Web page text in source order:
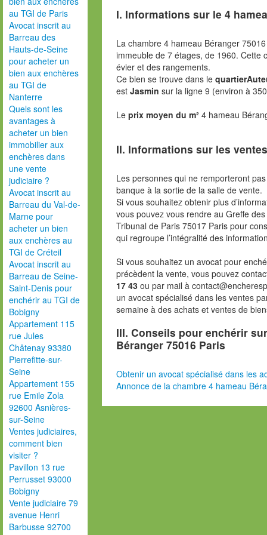
au TGI de Paris
Avocat inscrit au
Barreau des
Hauts-de-Seine
pour acheter un
bien aux enchères
au TGI de
Nanterre
Quels sont les
avantages à
acheter un bien
immobilier aux
enchères dans
une vente
judiciaire ?
Avocat inscrit au
Barreau du Val-de-
Marne pour
acheter un bien
aux enchères au
TGI de Créteil
Avocat inscrit au
Barreau de Seine-
Saint-Denis pour
enchérir au TGI de
Bobigny
Appartement 115
rue Jules
Châtenay 93380
Pierrefitte-sur-
Seine
Appartement 155
rue Emile Zola
92600 Asnières-
sur-Seine
Ventes judiciaires,
comment bien
visiter ?
Pavillon 13 rue
Perrusset 93000
Bobigny
Vente judiciaire 79
avenue Henri
Barbusse 92700
I. Informations sur le 4
La chambre 4 hameau Béranger
immeuble de 7 étages, de 1960. Cette
évier et des rangements.
Ce bien se trouve dans le
est Jasmin sur la ligne 9 (environ à
Le prix moyen du m² 4 hameau
II. Informations sur les
Les personnes qui ne remporteront
banque à la sortie de la salle de vente.
Si vous souhaitez obtenir plus
vous pouvez vous rendre au Greffe
Tribunal de Paris 75017 Paris pour
qui regroupe l’intégralité des
Si vous souhaitez un avocat pour
précèdent la vente, vous pouvez
17 43 ou par mail à
un avocat spécialisé dans les ventes
semaine à des achats et ventes de
III. Conseils pour enchérir
Béranger 75016 Paris
Obtenir un avocat spécialisé dans les
Annonce de la chambre 4 hameau